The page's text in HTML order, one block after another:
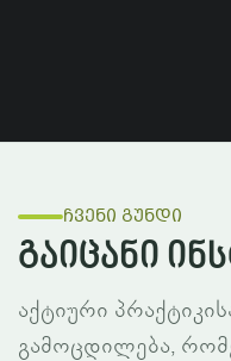
ჩვენი გუნდი
გაიცანი
აქტიური
გამოცდილება,